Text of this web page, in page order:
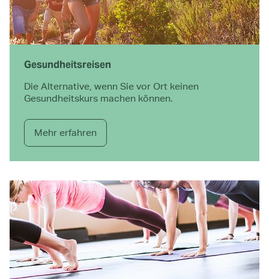
Gesundheits­reisen
Die Alternative, wenn Sie vor Ort keinen
Gesundheitskurs machen können.
Mehr erfahren